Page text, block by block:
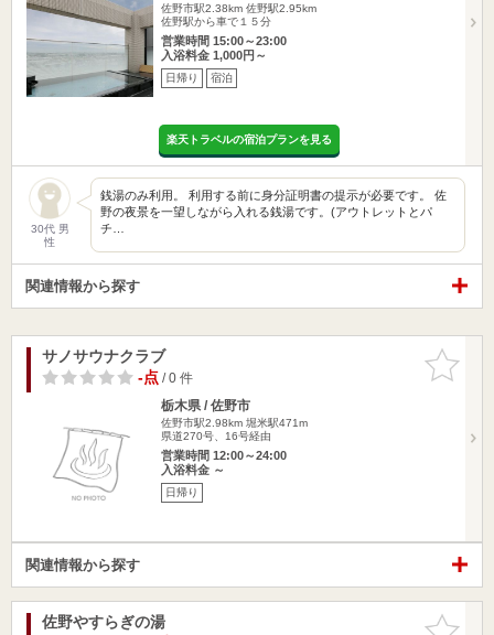
佐野市駅2.38km 佐野駅2.95km
佐野駅から車で１５分
営業時間 15:00～23:00
入浴料金 1,000円～
日帰り 宿泊
楽天トラベルの宿泊プランを見る
30代 男
性
銭湯のみ利用。 利用する前に身分証明書の提示が必要です。 佐
野の夜景を一望しながら入れる銭湯です。(アウトレットとパ
チ…
関連情報から探す
お気に入
りに追加
サノサウナクラブ
-点/ 0 件
栃木県 / 佐野市
佐野市駅2.98km 堀米駅471m
県道270号、16号経由
営業時間 12:00～24:00
入浴料金 ～
日帰り
関連情報から探す
お気に入
佐野やすらぎの湯